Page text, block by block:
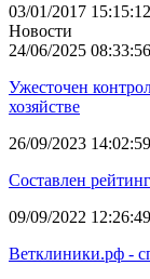
03/01/2017 15:15:12
Новости
24/06/2025 08:33:56
Ужесточен
хозяйстве
26/09/2023 14:02:59
Составлен
09/09/2022 12:26:49
Ветклиники.рф -